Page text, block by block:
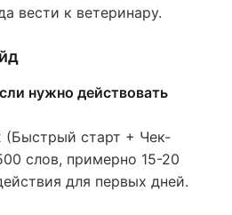
вести к ветеринару.
нужно действовать
(Быстрый старт + Чек-
слов, примерно 15-20
для первых дней.